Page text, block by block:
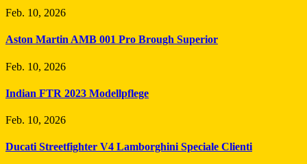
Feb. 10, 2026
Aston Martin AMB 001 Pro Brough Superior
Feb. 10, 2026
Indian FTR 2023 Modellpflege
Feb. 10, 2026
Ducati Streetfighter V4 Lamborghini Speciale Clienti